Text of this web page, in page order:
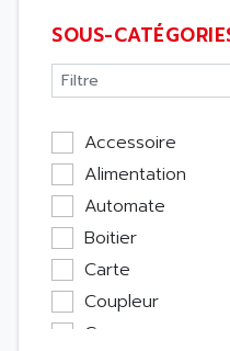
SOUS-
Accessoire
Alimentation
Automate
Boitier
Carte
Coupleur
Cpu